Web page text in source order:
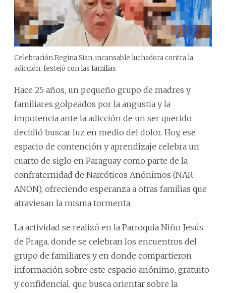
Celebración.Regina Sian, incansable luchadora contra la
adicción, festejó con las familias
Hace 25 años, un pequeño grupo de madres y
familiares golpeados por la angustia y la
impotencia ante la adicción de un ser querido
decidió buscar luz en medio del dolor. Hoy, ese
espacio de contención y aprendizaje celebra un
cuarto de siglo en Paraguay como parte de la
confraternidad de Narcóticos Anónimos (NAR-
ANON), ofreciendo esperanza a otras familias que
atraviesan la misma tormenta.
La actividad se realizó en la Parroquia Niño Jesús
de Praga, donde se celebran los encuentros del
grupo de familiares y en donde compartieron
información sobre este espacio anónimo, gratuito
y confidencial, que busca orientar sobre la